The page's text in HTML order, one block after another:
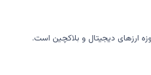
ارزهای دیجیتال و بلاکچین است.